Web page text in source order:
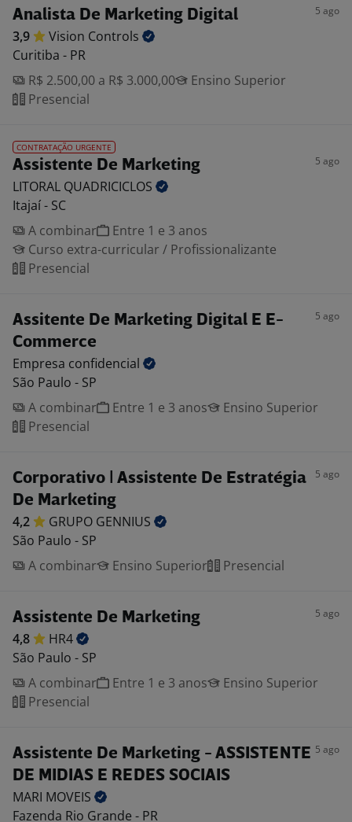
Analista De Marketing Digital 5 ago
3,9 Vision Controls
Curitiba - PR
R$ 2.500,00 a R$ 3.000,00
Ensino Superior
Presencial
CONTRATAÇÃO URGENTE
Assistente De Marketing 5 ago
LITORAL QUADRICICLOS
Itajaí - SC
A combinar
Entre 1 e 3 anos
Curso extra-curricular / Profissionalizante
Presencial
Assitente De Marketing Digital E E-
Commerce
5 ago
Empresa confidencial
São Paulo - SP
A combinar
Entre 1 e 3 anos
Ensino Superior
Presencial
Corporativo | Assistente De Estratégia
De Marketing
5 ago
4,2 GRUPO GENNIUS
São Paulo - SP
A combinar
Ensino Superior Presencial
Assistente De Marketing 5 ago
4,8
HR4
São Paulo - SP
A combinar
Entre 1 e 3 anos
Ensino Superior
Presencial
Assistente De Marketing - ASSISTENTE
DE MIDIAS E REDES SOCIAIS
5 ago
MARI MOVEIS
Fazenda Rio Grande - PR